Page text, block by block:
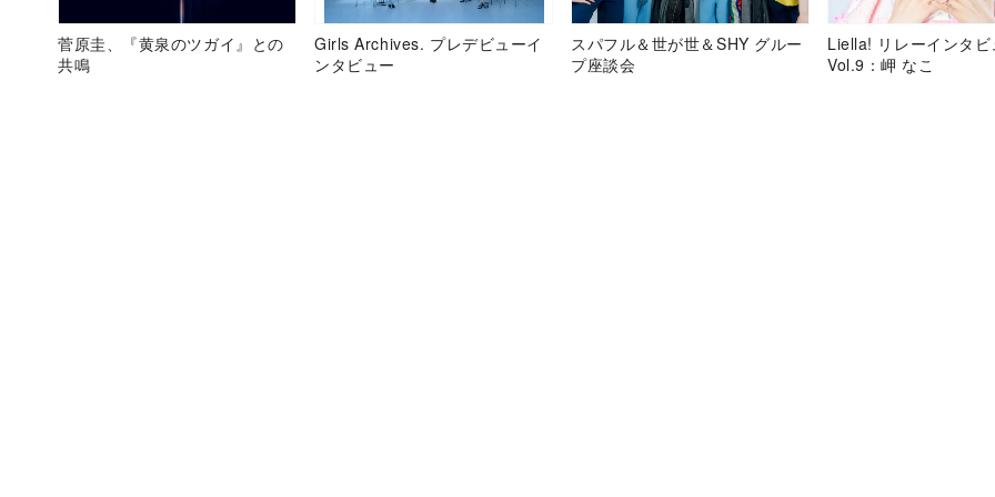
菅原圭、『黄泉のツガイ』との
共鳴
Girls Archives. プレデビューイ
ンタビュー
スパフル＆世が世＆SHY グルー
プ座談会
Liella! リレーインタビ
Vol.9：岬 なこ